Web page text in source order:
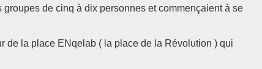
de cinq à dix personnes et commençaient à se
de la place ENqelab ( la place de la Révolution ) qui